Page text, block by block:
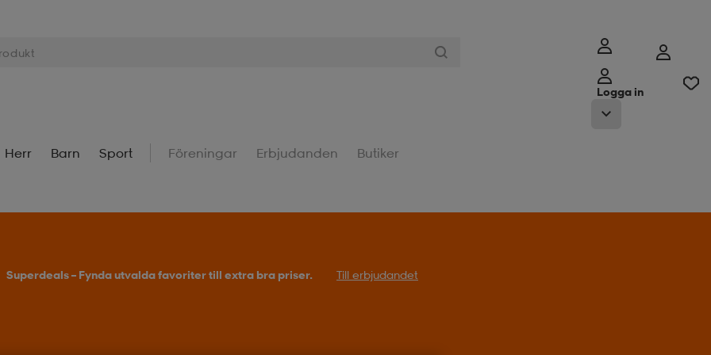
Logga in
Herr Barn Sport Föreningar Erbjudanden Butiker
Superdeals – Fynda utvalda favoriter till extra bra priser. Till erbjudandet